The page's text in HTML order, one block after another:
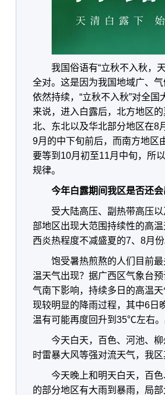
我国俗语有“立秋不入秋，
全对。这是因为我国地域广、
依然持续，“立秋不入秋”对全
来说，进入白露后，北方地区
北、东北以及华北部分地区在8
9月的中下旬前后，而南方地区
要等到10月初至11月中旬，所
规律。
今年白露期间我区是否还
受大陆高压、副热带高压
部地区出现大范围持续性的高
西炎热程度不减盛夏的7、8月份
饱受暑热煎熬的人们目前
温天气出现？据广西区气象台
气南下影响，持续多日的高温
现较明显的降雨过程，其中6日
温有可能再度回升到35℃左右。
今天白天，百色、河池、
时雷暴大风等强对流天气，我
今天晚上和明天白天，百
的部分地区有大雨到暴雨，局